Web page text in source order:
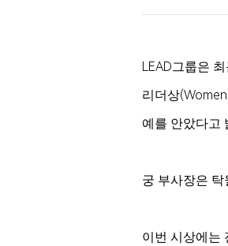
LEAD그룹은
리더상
예를 안았다고
궁 부사장은
이번 시상에는